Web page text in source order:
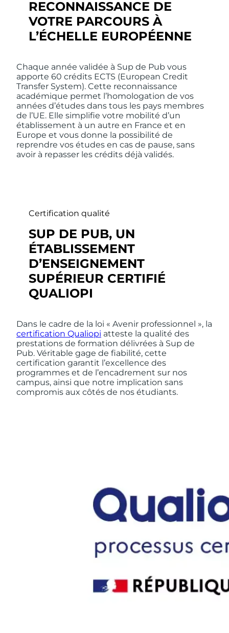
RECONNAISSANCE DE
VOTRE PARCOURS À
L’ÉCHELLE EUROPÉENNE
Chaque année validée à Sup de Pub vous
apporte 60 crédits ECTS (European Credit
Transfer System). Cette reconnaissance
académique permet l’homologation de vos
années d’études dans tous les pays membres
de l’UE. Elle simplifie votre mobilité d’un
établissement à un autre en France et en
Europe et vous donne la possibilité de
reprendre vos études en cas de pause, sans
avoir à repasser les crédits déjà validés.
Certification qualité
SUP DE PUB, UN
ÉTABLISSEMENT
D’ENSEIGNEMENT
SUPÉRIEUR CERTIFIÉ
QUALIOPI
Dans le cadre de la loi « Avenir professionnel », la
certification Qualiopi atteste la qualité des
prestations de formation délivrées à Sup de
Pub. Véritable gage de fiabilité, cette
certification garantit l’excellence des
programmes et de l’encadrement sur nos
campus, ainsi que notre implication sans
compromis aux côtés de nos étudiants.